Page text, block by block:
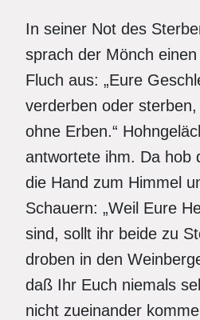
In seiner Not des
sprach der Mönch
Fluch aus: „Eure
verderben oder
ohne Erben.“
antwortete ihm. Da hob
die Hand zum Himmel
Schauern: „Weil Eure
sind, sollt ihr beide zu
droben in den
daß Ihr Euch niemals
nicht zueinander